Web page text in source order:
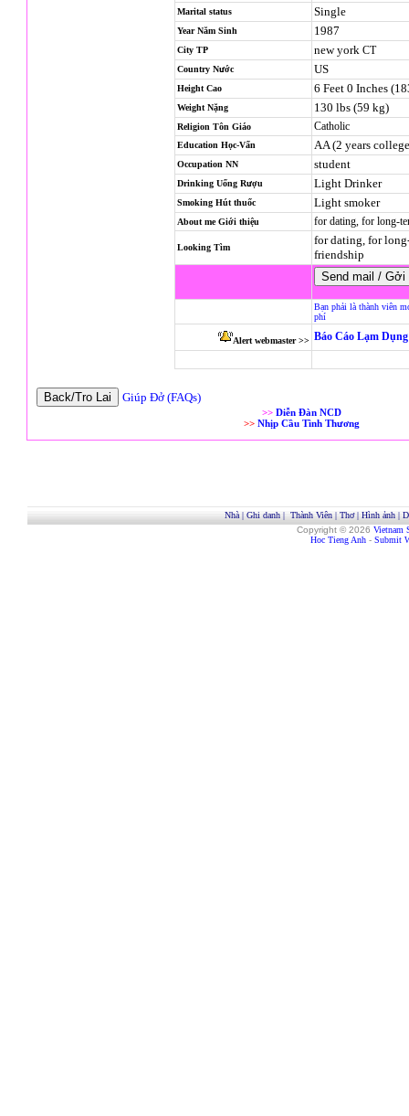
Marital status Single
Year Năm Sinh 1987
City TP new york CT
Country Nước US
Height Cao 6 Feet 0 Inches
Weight Nặng 130 lbs (59 kg)
Religion Tôn Giáo Catholic
Education Học-Vấn AA (2 years
Occupation NN student
Drinking Uống Rượu Light Drinker
Smoking Hút thuốc Light smoker
About me Giới thiệu for dating, for long-
Looking Tìm
for dating, for
friendship
Bạn phải là thành viên
phí
Alert webmaster >> Báo Cáo Lạm
Giúp Đở (FAQs)
>> Diễn Đàn NCD
>> Nhịp Cầu Tình Thương
Nhà| Ghi danh| Thành Viên| Thơ| Hình ảnh|
Copyright © 2026 Vietnam
Hoc Tieng Anh - Submit